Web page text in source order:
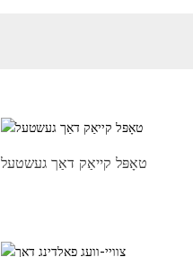
טאָפּל קייאַק דאַך געשטעל